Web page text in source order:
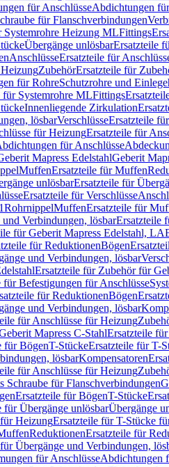
für AnschlüsseAbdichtungen
für Flanschverbindungen
Systemrohre Heizung MLFittings
Übergänge unlösbarErsatzteile
AnschlüsseErsatzteile für
ZubehörErsatzteile für
für RohreSchutzrohre und
für Systemrohre MLFittings
Innenliegende Zirkulation
lösbarVerschlüsseErsatzteile für
für HeizungErsatzteile für
für Anschlüsse
Mapress EdelstahlGeberit
MuffenErsatzteile für Muffen
unlösbarErsatzteile für
Ersatzteile für Verschlüsse
RohrnippelMuffenErsatzteile für
und Verbindungen, lösbarErsatzteile
für Geberit Mapress Edelstahl,
für ReduktionenBögen
und Verbindungen, lösbar
Ersatzteile für Zubehör für
für Befestigungen für Anschlüsse
für ReduktionenBögen
und Verbindungen, lösbar
für Anschlüsse für Heizung
Mapress C-StahlErsatzteile
für BögenT-StückeErsatzteile für T-
lösbarKompensatoren
für Anschlüsse für Heizung
Schraube für Flanschverbindungen
Ersatzteile für BögenT-Stücke
für Übergänge unlösbarÜbergänge
HeizungErsatzteile für T-Stücke
ReduktionenErsatzteile für
Übergänge und Verbindungen,
für AnschlüsseAbdichtungen